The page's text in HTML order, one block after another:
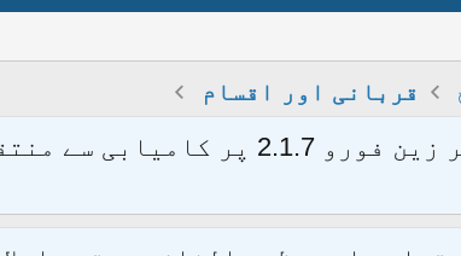
قربانی اور اقسام
الحمدللہ محدث فورم کو نئےسافٹ